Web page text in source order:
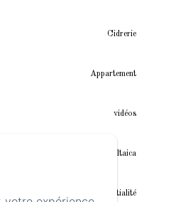
Cidrerie
Appartement
vidéos
Instalación fotovoltaica
Politique de confidentialité